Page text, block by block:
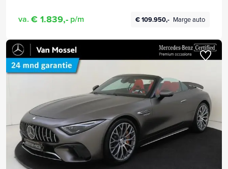
va. € 1.839,- p/m € 109.950,- Marge auto